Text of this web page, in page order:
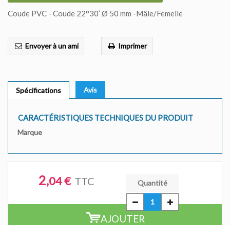
Coude PVC - Coude 22°30’ Ø 50 mm -Mâle/Femelle
Envoyer à un ami Imprimer
Spécifications Avis
CARACTÉRISTIQUES TECHNIQUES DU PRODUIT
Marque
2,04 € TTC Quantité
AJOUTER